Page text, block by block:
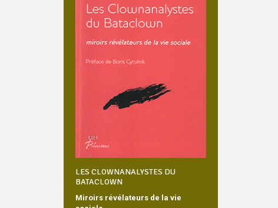
LES CLOWNANALYSTES DU
BATACLOWN
Miroirs révélateurs de la vie